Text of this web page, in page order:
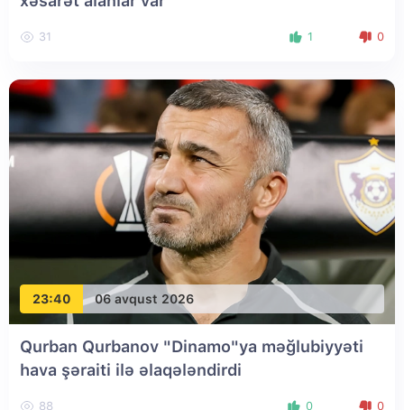
31 1 0
23:40 06 avqust 2026
Qurban Qurbanov "Dinamo"ya məğlubiyyəti
hava şəraiti ilə əlaqələndirdi
88 0 0